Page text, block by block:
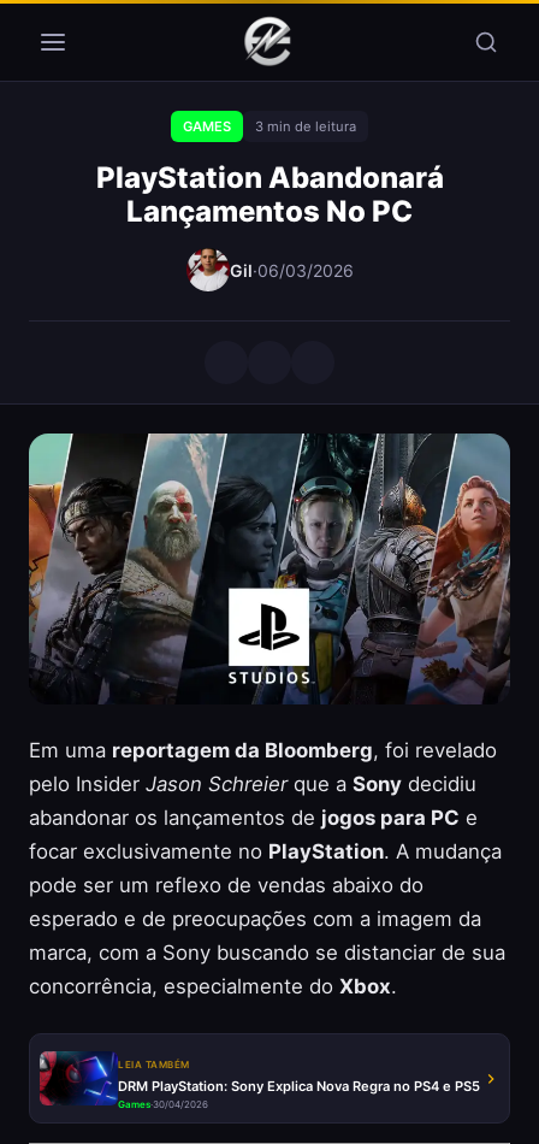
GAMES 3 min de leitura
PlayStation Abandonará
Lançamentos No PC
Gil·06/03/2026
Em uma reportagem da Bloomberg, foi revelado
pelo Insider Jason Schreierque a Sony decidiu
abandonar os lançamentos de jogos para PC e
focar exclusivamente no PlayStation. A mudança
pode ser um reflexo de vendas abaixo do
esperado e de preocupações com a imagem da
marca, com a Sony buscando se distanciar de sua
concorrência, especialmente do Xbox.
LEIA TAMBÉM
DRM PlayStation: Sony Explica Nova Regra no PS4 e PS5
Games·30/04/2026